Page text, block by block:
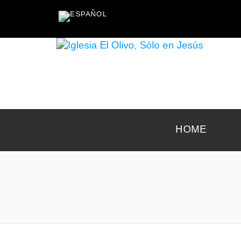
HOME